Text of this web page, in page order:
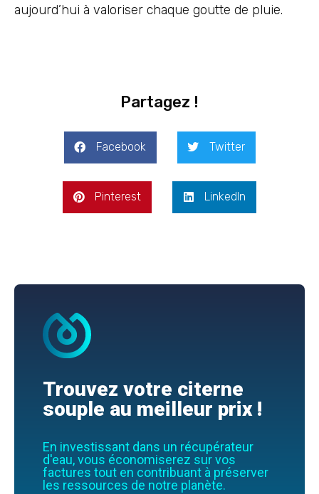
aujourd’hui à valoriser chaque goutte de pluie.
Partagez !
Facebook Twitter
Pinterest LinkedIn
Trouvez votre citerne
souple au meilleur prix !
En investissant dans un récupérateur
d'eau, vous économiserez sur vos
factures tout en contribuant à préserver
les ressources de notre planète.